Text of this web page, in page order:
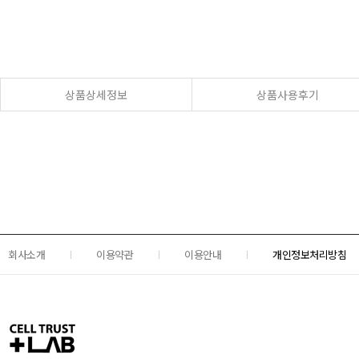
상품상세정보 상품사용후기
회사소개 이용약관 이용안내 개인정보처리방침